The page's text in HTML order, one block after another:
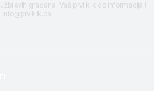
svih građana. Vaš prvi klik do informacija !
info@prviklik.ba